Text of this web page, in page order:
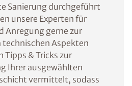
Sanierung durchgeführt
unsere Experten für
Anregung gerne zur
Aspekten
Tipps & Tricks zur
Ihrer ausgewählten
vermittelt, sodass